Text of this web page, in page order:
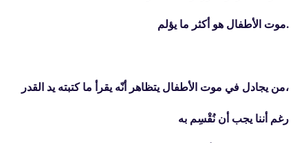
موت الأطفال هو أكثر ما يؤلم.
من يجادل في موت الأطفال يتظاهر أنّه يقرأ ما كتبته يد القدر،
رغم أننا يجب أن نُقْسِم به